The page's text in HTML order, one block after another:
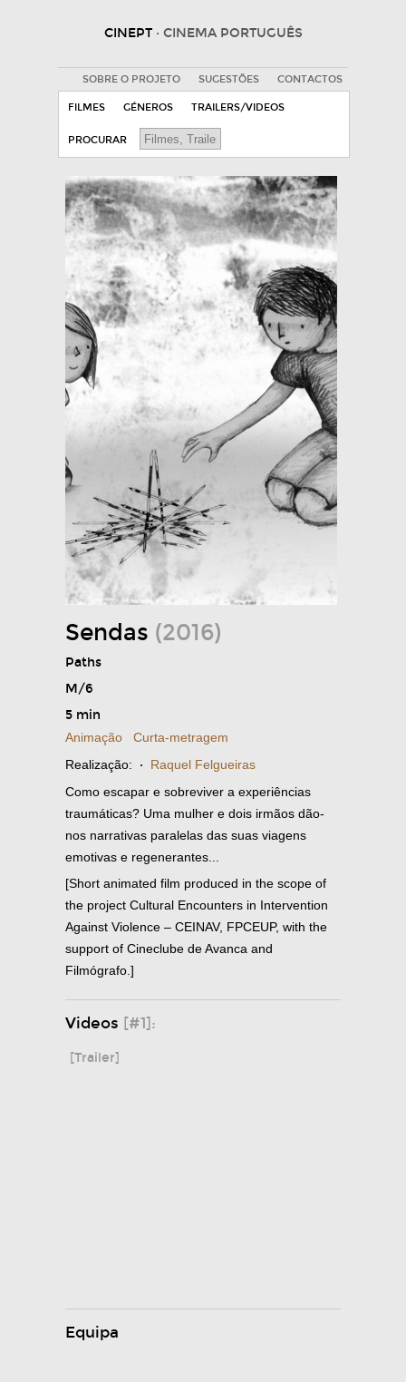
CINEPT · CINEMA PORTUGUÊS
SOBRE O PROJETO SUGESTÕES CONTACTOS
FILMES GÉNEROS TRAILERS/VIDEOS
PROCURAR
Sendas (2016)
Paths
M/6
5 min
Animação
Curta-metragem
Realização: · Raquel Felgueiras
Como escapar e sobreviver a experiências
traumáticas? Uma mulher e dois irmãos dão-
nos narrativas paralelas das suas viagens
emotivas e regenerantes...
[Short animated film produced in the scope of
the project Cultural Encounters in Intervention
Against Violence – CEINAV, FPCEUP, with the
support of Cineclube de Avanca and
Filmógrafo.]
Videos [#1]:
[Trailer]
Equipa